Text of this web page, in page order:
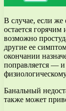
В случае, если же
остается горячим
возможно
другие ее
окончании
поправляется —
Банальный
также может